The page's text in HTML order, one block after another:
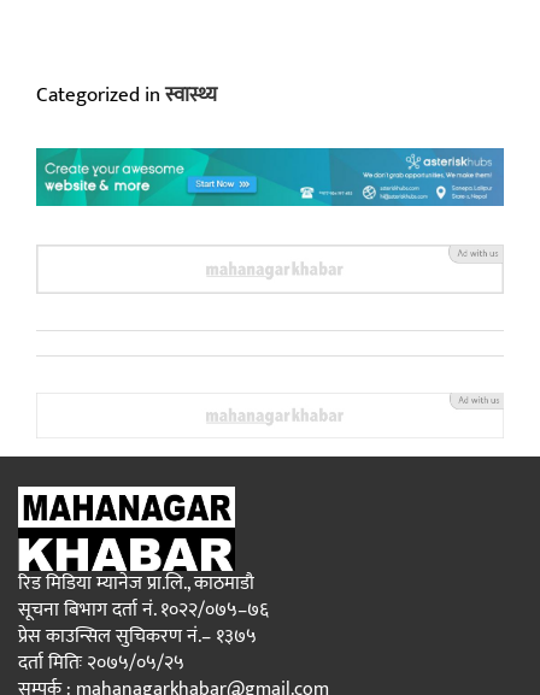
Categorized inस्वास्थ्य
रिड मिडिया म्यानेज प्रा.लि., काठमाडौ
सूचना बिभाग दर्ता नं. १०२२/०७५–७६
प्रेस काउन्सिल सुचिकरण नं.– १३७५
दर्ता मितिः २०७५/०५/२५